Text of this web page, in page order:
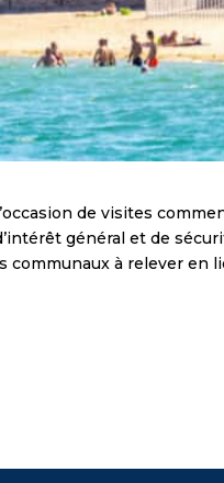
de visites
général et de
à relever en